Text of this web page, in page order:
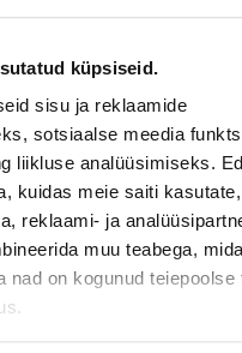
küpsiseid.
sisu ja reklaamide
sotsiaalse meedia
liikluse analüüsimiseks.
kuidas meie saiti
reklaami- ja
muu teabega,
nad on kogunud teiepoolse
TallinnTel:+372 683 1201
ja info:
teada
töökohad
taskuhääling